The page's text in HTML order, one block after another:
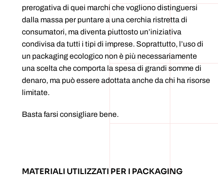
prerogativa di quei marchi che vogliono distinguersi
dalla massa per puntare a una cerchia ristretta di
consumatori, ma diventa piuttosto un’iniziativa
condivisa da tutti i tipi di imprese. Soprattutto, l’uso di
un packaging ecologico non è più necessariamente
una scelta che comporta la spesa di grandi somme di
denaro, ma può essere adottata anche da chi ha risorse
limitate.
Basta farsi consigliare bene.
MATERIALI UTILIZZATI PER I PACKAGING